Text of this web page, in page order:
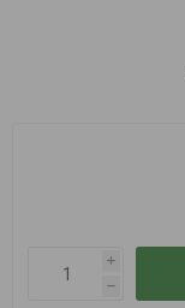
i
h